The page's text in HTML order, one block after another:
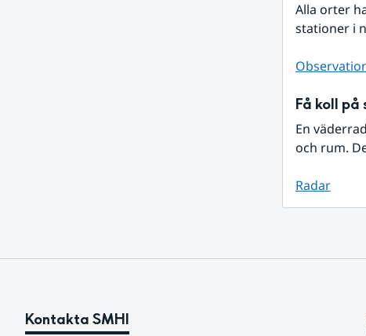
Alla orter
stationer i
Få koll på
En
och rum.
Radar
Kontakta SMHI